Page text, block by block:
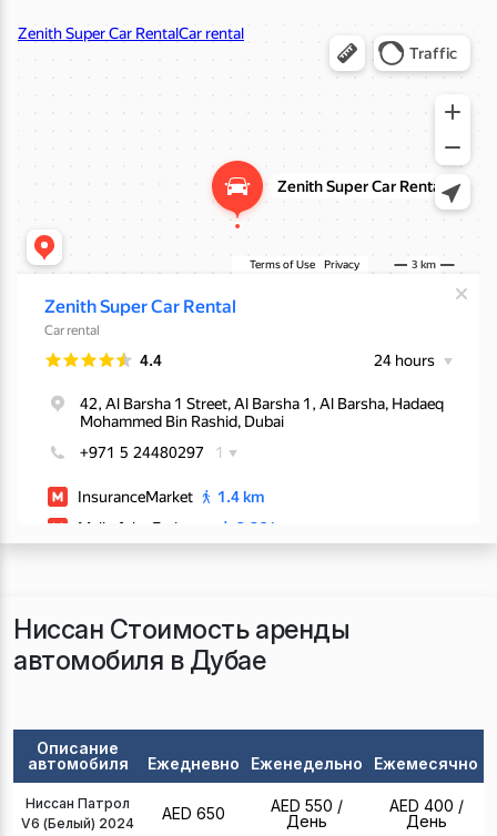
Ниссан Стоимость аренды
автомобиля в Дубае
Описание
автомобиля
Ежедневно Еженедельно Ежемесячно
Ниссан Патрол
V6 (Белый) 2024
AED 650 AED 550 /
День
AED 400 /
День